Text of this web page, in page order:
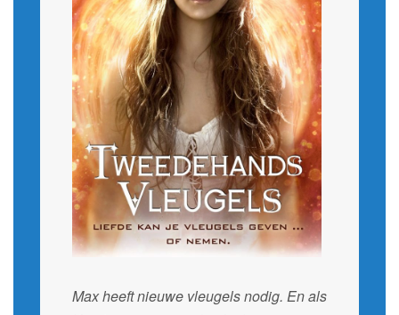
Max heeft nieuwe vleugels nodig. En als